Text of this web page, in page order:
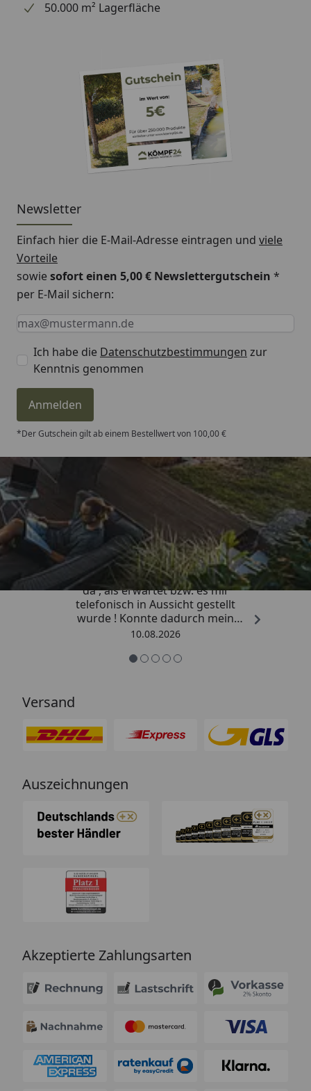
50.000 m² Lagerfläche
Newsletter
Einfach hier die E-Mail-Adresse eintragen und viele
Vorteile
sowiesofort einen 5,00 € Newslettergutschein *
per E-Mail sichern:
Keine Eingabe erforderlich
Eingabe erforderlich
E-Mail *
Ich habe die Datenschutzbestimmungen zur
Kenntnis genommen
Anmelden
*Der Gutschein gilt ab einem Bestellwert von 100,00 €
Trusted Shops
4,81/ 5
„Die Lieferung war viel schneller
da , als erwartet bzw. es mir
telefonisch in Aussicht gestellt
wurde ! Konnte dadurch mein
Vorhaben zeitnah beenden . Vielen
kompetente Beratung .“
10.08.2026
Versand
Auszeichnungen
Akzeptierte Zahlungsarten